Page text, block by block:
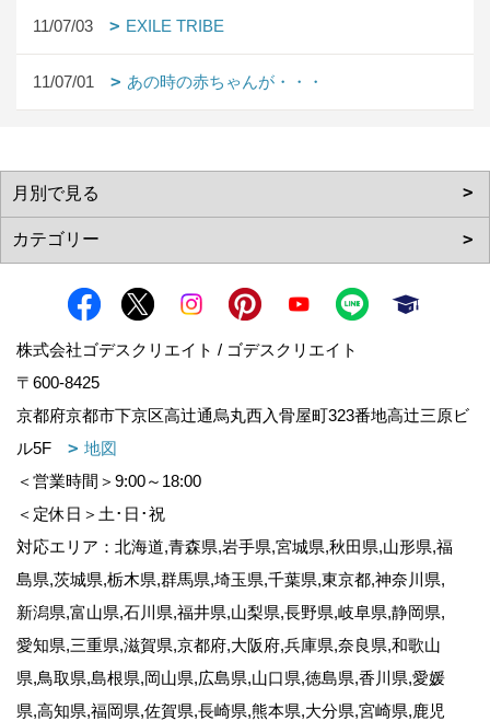
11/07/03 EXILE TRIBE
11/07/01 あの時の赤ちゃんが・・・
株式会社ゴデスクリエイト / ゴデスクリエイト
〒600-8425
京都府京都市下京区高辻通烏丸西入骨屋町323番地高辻三原ビ
ル5F
地図
＜営業時間＞9:00～18:00
＜定休日＞土･日･祝
対応エリア：北海道,青森県,岩手県,宮城県,秋田県,山形県,福
島県,茨城県,栃木県,群馬県,埼玉県,千葉県,東京都,神奈川県,
新潟県,富山県,石川県,福井県,山梨県,長野県,岐阜県,静岡県,
愛知県,三重県,滋賀県,京都府,大阪府,兵庫県,奈良県,和歌山
県,鳥取県,島根県,岡山県,広島県,山口県,徳島県,香川県,愛媛
県,高知県,福岡県,佐賀県,長崎県,熊本県,大分県,宮崎県,鹿児